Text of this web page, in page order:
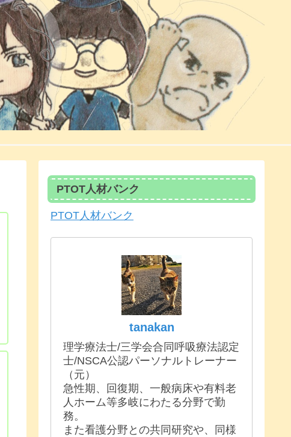
PTOT人材バンク
PTOT人材バンク
tanakan
理学療法士/三学会合同呼吸療法認定
士/NSCA公認パーソナルトレーナー
（元）
急性期、回復期、一般病床や有料老
人ホーム等多岐にわたる分野で勤
務。
また看護分野との共同研究や、同様